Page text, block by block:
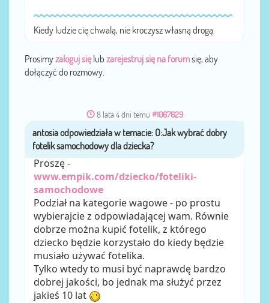
Kiedy ludzie cię chwalą, nie kroczysz własną drogą.
Prosimyzaloguj sięlub zarejestruj się na forumsię, aby
dołączyć do rozmowy.
8 lata 4 dni temu #1067629
przezantosia
Proszę -
www.empik.com/dziecko/foteliki-
samochodowe
Podział na kategorie wagowe - po prostu
wybierajcie z odpowiadającej wam. Równie
dobrze można kupić fotelik, z którego
dziecko będzie korzystało do kiedy będzie
musiało używać fotelika.
Tylko wtedy to musi być naprawdę bardzo
dobrej jakości, bo jednak ma służyć przez
jakieś 10 lat